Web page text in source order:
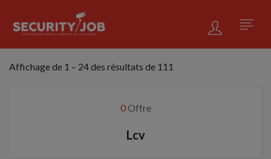
Affichage de 1 – 24des résultats de 111
0Offre
Lcv